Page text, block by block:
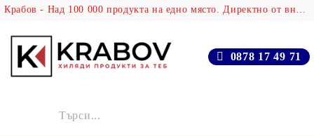
Крабов - Над 100 000 продукта на едно място. Директно от вносителя!
0878 17 49 71